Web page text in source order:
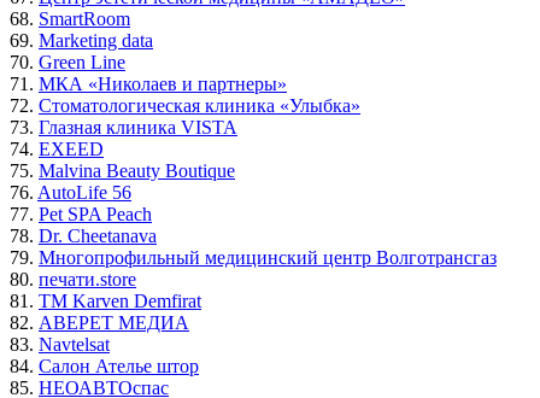
68. SmartRoom
69. Marketing data
70. Green Line
71. МКА «Николаев и партнеры»
72. Стоматологическая клиника «Улыбка»
73. Глазная клиника VISTA
74. EXEED
75. Malvina Beauty Boutique
76. AutoLife 56
77. Pet SPA Peach
78. Dr. Cheetanava
79. Многопрофильный медицинский центр Волготрансгаз
80. печати.store
81. ТМ Karven Demfirat
82. АВЕРЕТ МЕДИА
83. Navtelsat
84. Салон Ателье штор
85. НЕОАВТОспас